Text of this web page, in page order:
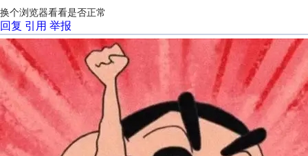
换个浏览器看看是否正常
回复 引用 举报